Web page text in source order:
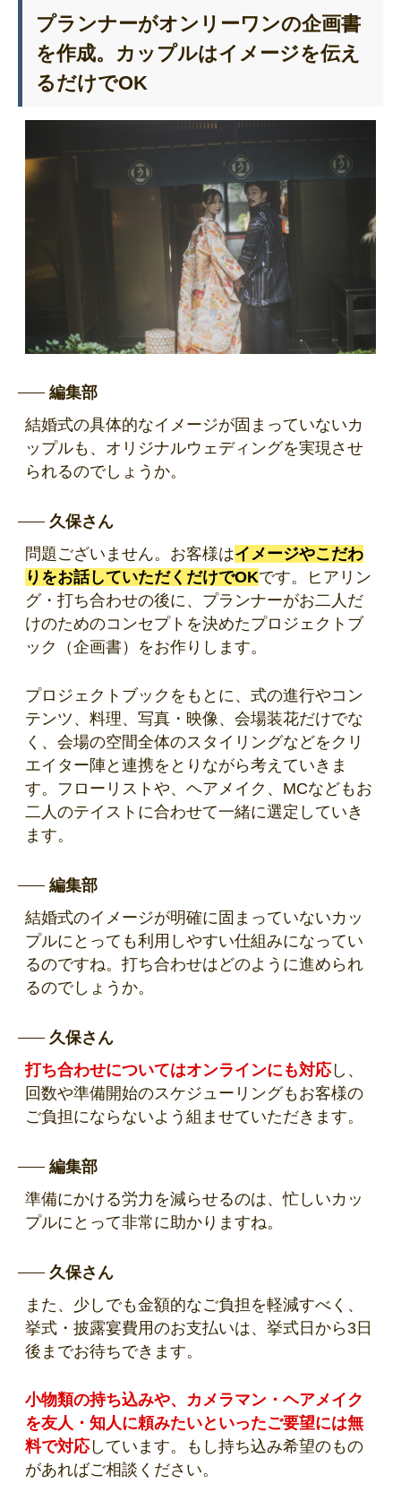
プランナーがオンリーワンの企画書
を作成。カップルはイメージを伝え
るだけでOK
編集部
結婚式の具体的なイメージが固まっていないカ
ップルも、オリジナルウェディングを実現させ
られるのでしょうか。
久保さん
問題ございません。お客様はイメージやこだわ
りをお話していただくだけでOKです。ヒアリン
グ・打ち合わせの後に、プランナーがお二人だ
けのためのコンセプトを決めたプロジェクトブ
ック（企画書）をお作りします。
プロジェクトブックをもとに、式の進行やコン
テンツ、料理、写真・映像、会場装花だけでな
く、会場の空間全体のスタイリングなどをクリ
エイター陣と連携をとりながら考えていきま
す。フローリストや、ヘアメイク、MCなどもお
二人のテイストに合わせて一緒に選定していき
ます。
編集部
結婚式のイメージが明確に固まっていないカッ
プルにとっても利用しやすい仕組みになってい
るのですね。打ち合わせはどのように進められ
るのでしょうか。
久保さん
打ち合わせについてはオンラインにも対応し、
回数や準備開始のスケジューリングもお客様の
ご負担にならないよう組ませていただきます。
編集部
準備にかける労力を減らせるのは、忙しいカッ
プルにとって非常に助かりますね。
久保さん
また、少しでも金額的なご負担を軽減すべく、
挙式・披露宴費用のお支払いは、挙式日から3日
後までお待ちできます。
小物類の持ち込みや、カメラマン・ヘアメイク
を友人・知人に頼みたいといったご要望には無
料で対応しています。もし持ち込み希望のもの
があればご相談ください。